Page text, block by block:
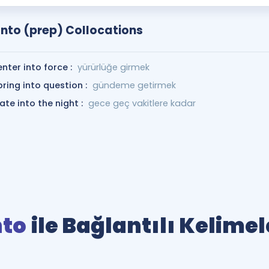
(prep) Collocations
into force : yürürlüğe girmek
into question : gündeme getirmek
into the night : gece geç vakitlere kadar
ile Bağlantılı